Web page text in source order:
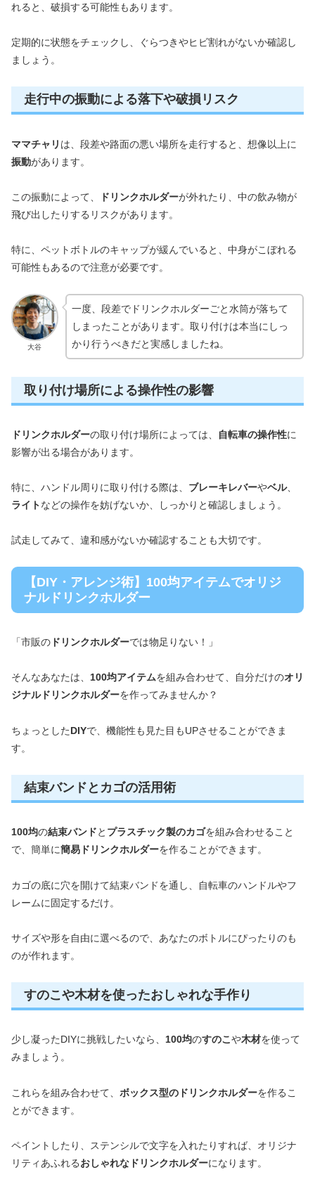
れると、破損する可能性もあります。
定期的に状態をチェックし、ぐらつきやヒビ割れがないか確認し
ましょう。
走行中の振動による落下や破損リスク
ママチャリ は、段差や路面の悪い場所を走行すると、想像以上に
振動があります。
この振動によって、 ドリンクホルダーが外れたり、中の飲み物が
飛び出したりするリスクがあります。
特に、ペットボトルのキャップが緩んでいると、中身がこぼれる
可能性もあるので注意が必要です。
大谷
一度、段差でドリンクホルダーごと水筒が落ちて
しまったことがあります。取り付けは本当にしっ
かり行うべきだと実感しましたね。
取り付け場所による操作性の影響
ドリンクホルダーの取り付け場所によっては、 自転車の操作性に
影響が出る場合があります。
特に、ハンドル周りに取り付ける際は、 ブレーキレバーやベル、
ライトなどの操作を妨げないか、しっかりと確認しましょう。
試走してみて、違和感がないか確認することも大切です。
【DIY・アレンジ術】100均アイテムでオリジ
ナルドリンクホルダー
「市販の ドリンクホルダーでは物足りない！」
そんなあなたは、 100均アイテムを組み合わせて、自分だけのオリ
ジナルドリンクホルダーを作ってみませんか？
ちょっとしたDIYで、機能性も見た目もUPさせることができま
す。
結束バンドとカゴの活用術
100均の結束バンドと プラスチック製のカゴを組み合わせること
で、簡単に簡易ドリンクホルダーを作ることができます。
カゴの底に穴を開けて結束バンドを通し、自転車のハンドルやフ
レームに固定するだけ。
サイズや形を自由に選べるので、あなたのボトルにぴったりのも
のが作れます。
すのこや木材を使ったおしゃれな手作り
少し凝ったDIYに挑戦したいなら、 100均のすのこや木材を使って
みましょう。
これらを組み合わせて、 ボックス型のドリンクホルダーを作るこ
とができます。
ペイントしたり、ステンシルで文字を入れたりすれば、オリジナ
リティあふれるおしゃれなドリンクホルダーになります。